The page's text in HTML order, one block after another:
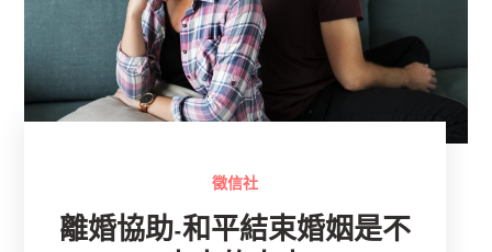
徵信社
離婚協助-和平結束婚姻是不